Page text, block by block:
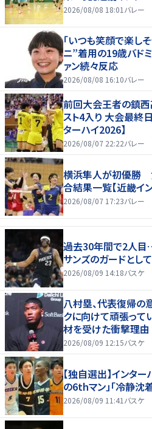
2026/08/08 18:01 バレー
「いつも笑顔で楽し
ニ”着用の19歳バドミ
ァン続々反応
2026/08/08 16:10バレー
前回大会王者の鎮
スト4入り 大会最終
ターハイ2026】
2026/08/07 22:22バレー
横浜隼人が初優勝
合結果一覧【近畿イ
2026/08/07 17:23バレー
過去30年間で2人目…
サンズのガードとし
2026/08/09 14:18バスケ
八村塁、代表復帰の
クに向けて頑張って
材を受けた衝撃理由
2026/08/09 12:15バスケ
【独自選出】インタ
の6thマン」「冷静沈
2026/08/09 11:41 バスケ